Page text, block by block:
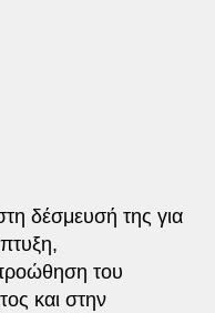
δέσμευσή της για
του
και στην